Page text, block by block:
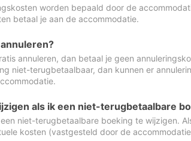
worden bepaald door de
betaal je aan de accommodatie.
annuleren, dan betaal je geen
niet-terugbetaalbaar, dan kunnen er
als ik een niet-terugbetaalbare
niet-terugbetaalbare boeking te wijzigen.
kosten (vastgesteld door de